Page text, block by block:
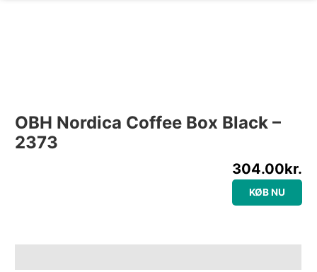
OBH Nordica Coffee Box Black –
2373
304.00kr.
KØB NU